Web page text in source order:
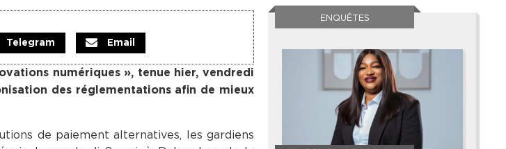
Telegram Email
numériques », tenue hier, vendredi
des réglementations afin de mieux
de paiement alternatives, les gardiens
ENQUÊTES